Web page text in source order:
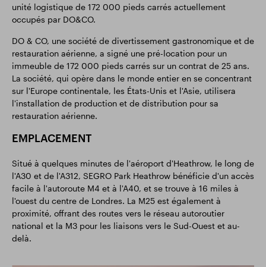
unité logistique de 172 000 pieds carrés actuellement
occupés par DO&CO.
DO & CO, une société de divertissement gastronomique et de
restauration aérienne, a signé une pré-location pour un
immeuble de 172 000 pieds carrés sur un contrat de 25 ans.
La société, qui opère dans le monde entier en se concentrant
sur l'Europe continentale, les États-Unis et l'Asie, utilisera
l'installation de production et de distribution pour sa
restauration aérienne.
EMPLACEMENT
Situé à quelques minutes de l'aéroport d'Heathrow, le long de
l'A30 et de l'A312, SEGRO Park Heathrow bénéficie d'un accès
facile à l'autoroute M4 et à l'A40, et se trouve à 16 miles à
l'ouest du centre de Londres. La M25 est également à
proximité, offrant des routes vers le réseau autoroutier
national et la M3 pour les liaisons vers le Sud-Ouest et au-
delà.